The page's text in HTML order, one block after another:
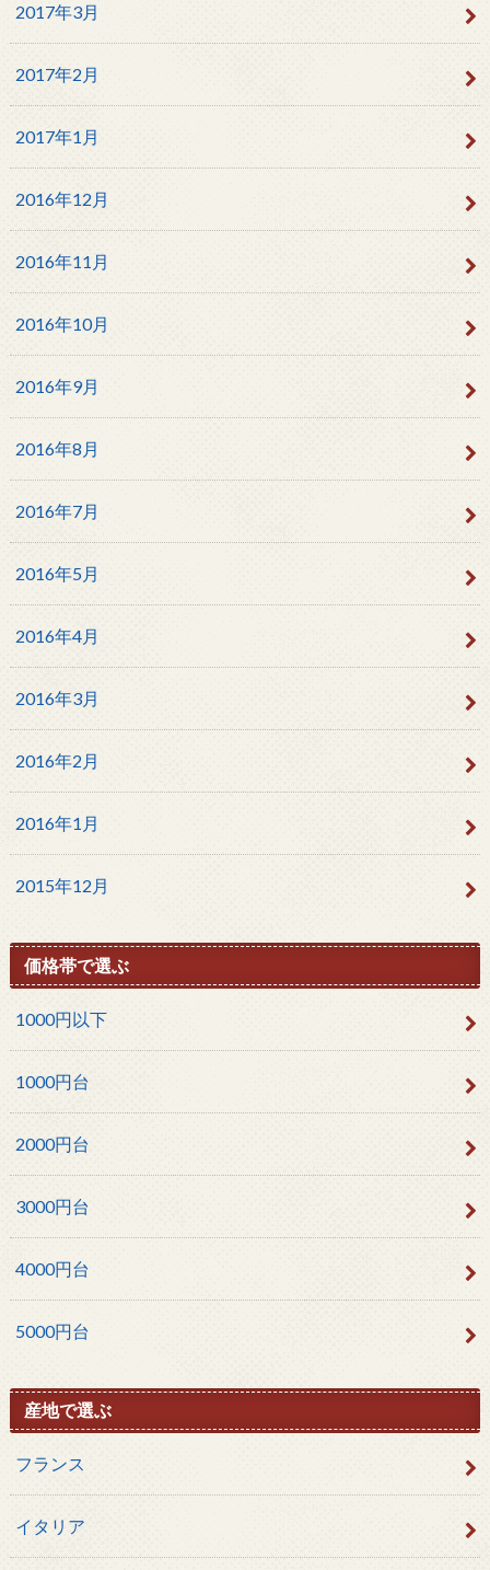
2017年3月
2017年2月
2017年1月
2016年12月
2016年11月
2016年10月
2016年9月
2016年8月
2016年7月
2016年5月
2016年4月
2016年3月
2016年2月
2016年1月
2015年12月
価格帯で選ぶ
1000円以下
1000円台
2000円台
3000円台
4000円台
5000円台
産地で選ぶ
フランス
イタリア